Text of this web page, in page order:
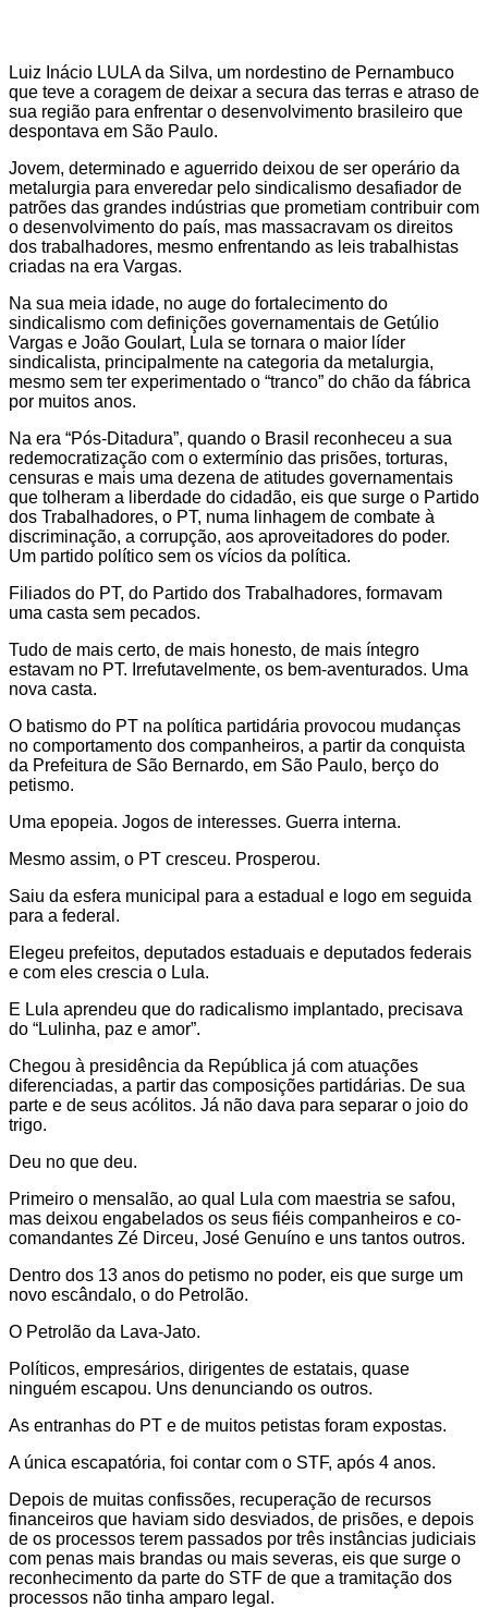
Luiz Inácio LULA da Silva, um nordestino de Pernambuco
que teve a coragem de deixar a secura das terras e atraso de
sua região para enfrentar o desenvolvimento brasileiro que
despontava em São Paulo.
Jovem, determinado e aguerrido deixou de ser operário da
metalurgia para enveredar pelo sindicalismo desafiador de
patrões das grandes indústrias que prometiam contribuir com
o desenvolvimento do país, mas massacravam os direitos
dos trabalhadores, mesmo enfrentando as leis trabalhistas
criadas na era Vargas.
Na sua meia idade, no auge do fortalecimento do
sindicalismo com definições governamentais de Getúlio
Vargas e João Goulart, Lula se tornara o maior líder
sindicalista, principalmente na categoria da metalurgia,
mesmo sem ter experimentado o “tranco” do chão da fábrica
por muitos anos.
Na era “Pós-Ditadura”, quando o Brasil reconheceu a sua
redemocratização com o extermínio das prisões, torturas,
censuras e mais uma dezena de atitudes governamentais
que tolheram a liberdade do cidadão, eis que surge o Partido
dos Trabalhadores, o PT, numa linhagem de combate à
discriminação, a corrupção, aos aproveitadores do poder.
Um partido político sem os vícios da política.
Filiados do PT, do Partido dos Trabalhadores, formavam
uma casta sem pecados.
Tudo de mais certo, de mais honesto, de mais íntegro
estavam no PT. Irrefutavelmente, os bem-aventurados. Uma
nova casta.
O batismo do PT na política partidária provocou mudanças
no comportamento dos companheiros, a partir da conquista
da Prefeitura de São Bernardo, em São Paulo, berço do
petismo.
Uma epopeia. Jogos de interesses. Guerra interna.
Mesmo assim, o PT cresceu. Prosperou.
Saiu da esfera municipal para a estadual e logo em seguida
para a federal.
Elegeu prefeitos, deputados estaduais e deputados federais
e com eles crescia o Lula.
E Lula aprendeu que do radicalismo implantado, precisava
do “Lulinha, paz e amor”.
Chegou à presidência da República já com atuações
diferenciadas, a partir das composições partidárias. De sua
parte e de seus acólitos. Já não dava para separar o joio do
trigo.
Deu no que deu.
Primeiro o mensalão, ao qual Lula com maestria se safou,
mas deixou engabelados os seus fiéis companheiros e co-
comandantes Zé Dirceu, José Genuíno e uns tantos outros.
Dentro dos 13 anos do petismo no poder, eis que surge um
novo escândalo, o do Petrolão.
O Petrolão da Lava-Jato.
Políticos, empresários, dirigentes de estatais, quase
ninguém escapou. Uns denunciando os outros.
As entranhas do PT e de muitos petistas foram expostas.
A única escapatória, foi contar com o STF, após 4 anos.
Depois de muitas confissões, recuperação de recursos
financeiros que haviam sido desviados, de prisões, e depois
de os processos terem passados por três instâncias judiciais
com penas mais brandas ou mais severas, eis que surge o
reconhecimento da parte do STF de que a tramitação dos
processos não tinha amparo legal.